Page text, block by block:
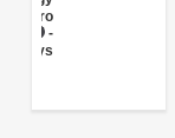
Ports/Waterways